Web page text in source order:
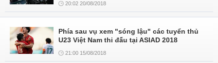
20:02 20/08/2018
Phía sau vụ xem "sóng lậu" các tuyển thủ
U23 Việt Nam thi đấu tại ASIAD 2018
21:00 15/08/2018